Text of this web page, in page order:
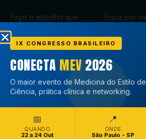
Faça a escolha que
transforma,
Associe-se
Associe-se
Fique por
tudo que
no CBMEV
IX CONGRESSO BRASILEIRO
CONECTA MEV 2026
O maior evento de Medicina do Estilo
Ciência, prática clínica e networking.
📅
QUANDO
22 a 24 Out
📍
ONDE
São Paulo - SP